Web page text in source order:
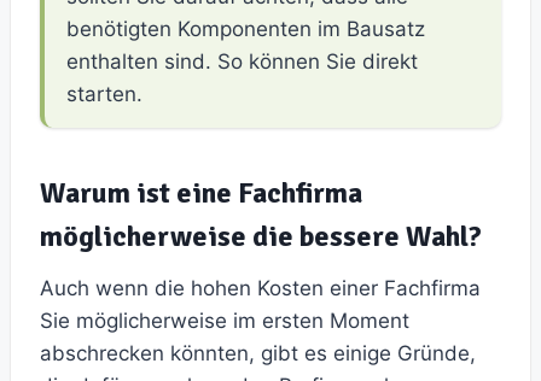
benötigten Komponenten im Bausatz
enthalten sind. So können Sie direkt
starten.
Warum ist eine Fachfirma
möglicherweise die bessere Wahl?
Auch wenn die hohen Kosten einer Fachfirma
Sie möglicherweise im ersten Moment
abschrecken könnten, gibt es einige Gründe,